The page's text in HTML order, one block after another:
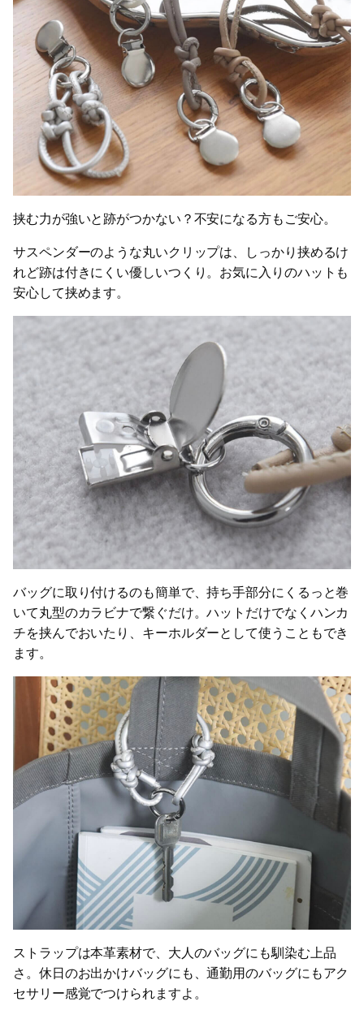
挟む力が強いと跡がつかない？不安になる方もご安心。
サスペンダーのような丸いクリップは、しっかり挟めるけ
れど跡は付きにくい優しいつくり。お気に入りのハットも
安心して挟めます。
バッグに取り付けるのも簡単で、持ち手部分にくるっと巻
いて丸型のカラビナで繋ぐだけ。ハットだけでなくハンカ
チを挟んでおいたり、キーホルダーとして使うこともでき
ます。
ストラップは本革素材で、大人のバッグにも馴染む上品
さ。休日のお出かけバッグにも、通勤用のバッグにもアク
セサリー感覚でつけられますよ。